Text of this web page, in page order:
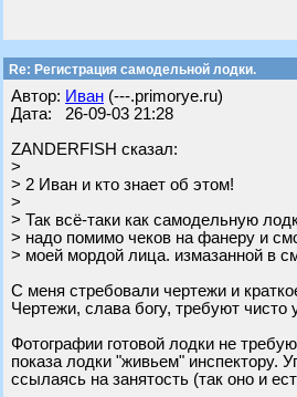
Re: Регистрация самодельной лодки.
Автор: Иван (---.primorye.ru)
Дата: 26-09-03 21:28
ZANDERFISH сказал:
>
> 2 Иван и кто знает об этом!
>
> Так всё-таки как самодельную
> надо помимо чеков на фанеру и
> моей мордой лица. измазанной в
С меня стребовали чертежи и
Чертежи, слава богу, требуют
Фотографии готовой лодки не
показа лодки "живьем" инспектору.
ссылаясь на занятость (так оно и